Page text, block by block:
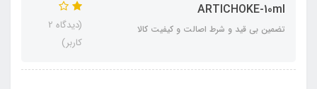
ARTICHOKE-10ml
تضمین بی قید و شرط اصالت و کیفیت کالا
(دیدگاه 2
کاربر)